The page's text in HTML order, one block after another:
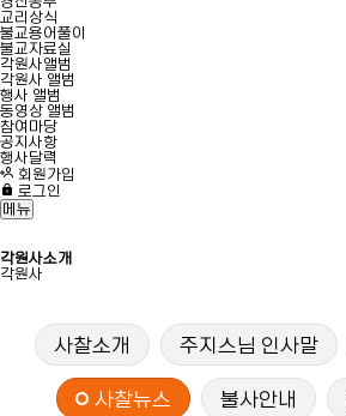
교리상식
불교용어풀이
불교자료실
각원사앨범
각원사 앨범
행사 앨범
동영상 앨범
참여마당
공지사항
행사달력
회원가입
로그인
메뉴
각원사소개
각원사
사찰소개 주지스님 인사말
사찰뉴스 불사안내